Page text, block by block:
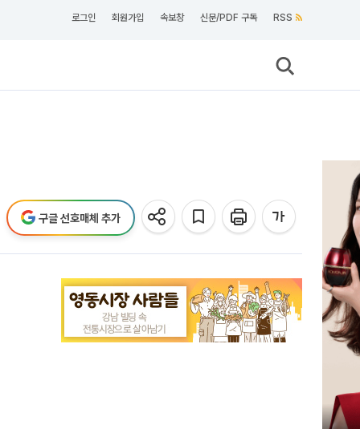
로그인 회원가입 속보창 신문/PDF 구독 RSS
구글 선호매체 추가